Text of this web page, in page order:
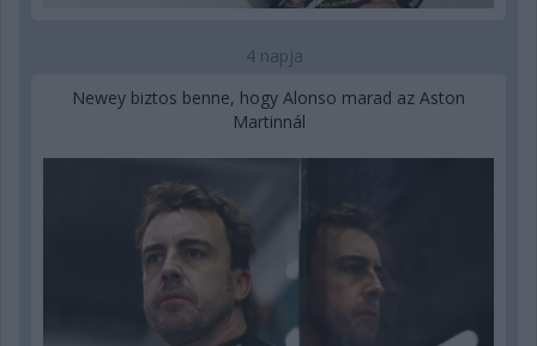
4 napja
Newey biztos benne, hogy Alonso marad az Aston
Martinnál